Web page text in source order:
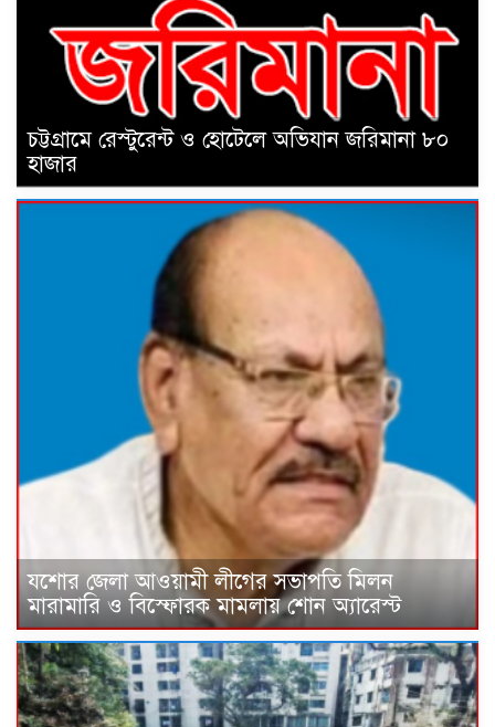
চট্টগ্রামে রেস্টুরেন্ট ও হোটেলে অভিযান জরিমানা ৮০
হাজার
যশোর জেলা আওয়ামী লীগের সভাপতি মিলন
মারামারি ও বিস্ফোরক মামলায় শোন অ্যারেস্ট